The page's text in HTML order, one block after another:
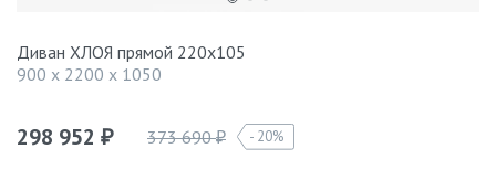
Диван ХЛОЯ прямой 220х105
900 x 2200 x 1050
298 952 ₽ 373 690₽ 20%